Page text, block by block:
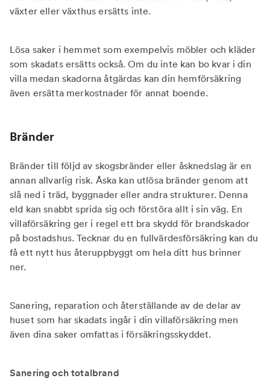
växter eller växthus ersätts inte.
Lösa saker i hemmet som exempelvis möbler och kläder
som skadats ersätts också. Om du inte kan bo kvar i din
villa medan skadorna åtgärdas kan din hemförsäkring
även ersätta merkostnader för annat boende.
Bränder
Bränder till följd av skogsbränder eller åsknedslag är en
annan allvarlig risk. Åska kan utlösa bränder genom att
slå ned i träd, byggnader eller andra strukturer. Denna
eld kan snabbt sprida sig och förstöra allt i sin väg. En
villaförsäkring ger i regel ett bra skydd för brandskador
på bostadshus. Tecknar du en fullvärdesförsäkring kan du
få ett nytt hus återuppbyggt om hela ditt hus brinner
ner.
Sanering, reparation och återställande av de delar av
huset som har skadats ingår i din villaförsäkring men
även dina saker omfattas i försäkringsskyddet.
Sanering och totalbrand